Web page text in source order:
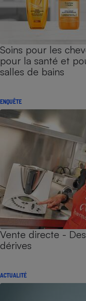
Soins pour les
pour la santé et
salles de bains
ENQUÊTE
Vente directe -
dérives
ACTUALITÉ